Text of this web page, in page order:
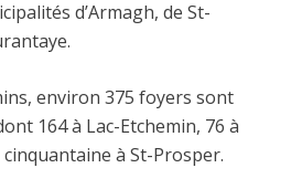
d’Armagh, de St-
environ 375 foyers sont
164 à Lac-Etchemin, 76 à
à St-Prosper.